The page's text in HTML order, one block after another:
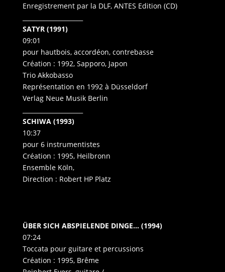
Enregistrement par la DLF, ANTES Edition (CD)
SATYR (1991)
09:01
pour hautbois, accordéon, contrebasse
Création : 1992, Sapporo, Japon
Trio Akkobasso
Représentation en 1992 à Düsseldorf
Verlag Neue Musik Berlin
SCHIWA (1993)
10:37
pour 6 instrumentistes
Création : 1995, Heilbronn
Ensemble Köln,
Direction : Robert HP Platz
ÜBER SICH ABSPIELENDE DINGE… (1994)
07:24
Toccata pour guitare et percussions
Création : 1995, Brême